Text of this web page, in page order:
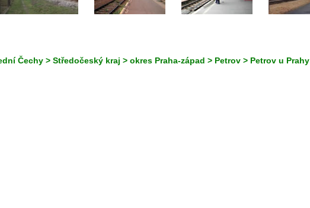
Čechy > Středočeský kraj > okres Praha-západ > Petrov > Petrov u Prahy